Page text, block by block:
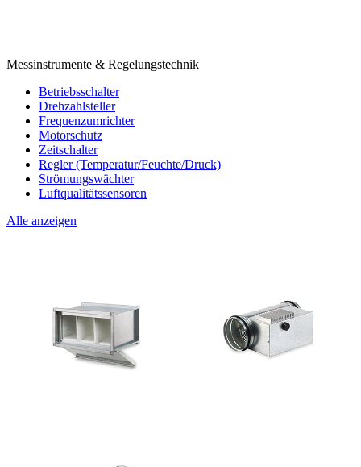
Messinstrumente & Regelungstechnik
Betriebsschalter
Drehzahlsteller
Frequenzumrichter
Motorschutz
Zeitschalter
Regler (Temperatur/Feuchte/Druck)
Strömungswächter
Luftqualitätssensoren
Alle anzeigen